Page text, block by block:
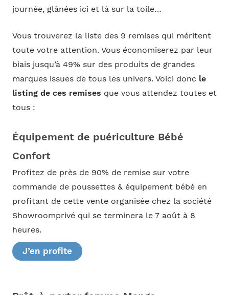
journée, glânées ici et là sur la toile…
Vous trouverez la liste des 9 remises qui méritent
toute votre attention. Vous économiserez par leur
biais jusqu’à 49% sur des produits de grandes
marques issues de tous les univers. Voici donc le
listing de ces remises que vous attendez toutes et
tous :
Équipement de puériculture Bébé
Confort
Profitez de près de 90% de remise sur votre
commande de poussettes & équipement bébé en
profitant de cette vente organisée chez la société
Showroomprivé qui se terminera le 7 août à 8
heures.
J’en profite